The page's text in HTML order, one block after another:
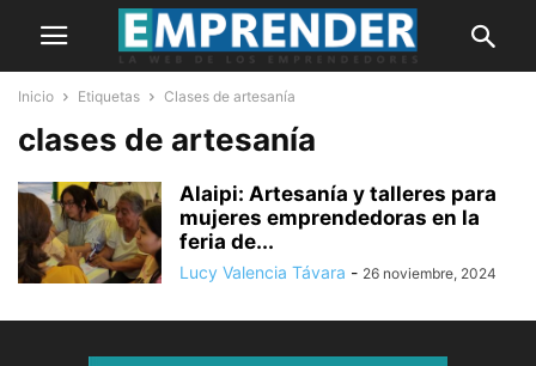
Inicio Etiquetas Clases de artesanía
clases de artesanía
Alaipi: Artesanía y talleres para
mujeres emprendedoras en la
feria de...
Lucy Valencia Távara - 26 noviembre, 2024